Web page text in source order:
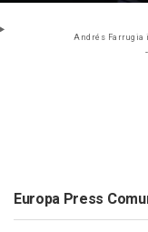
Andrés Farrugia
Europa Press